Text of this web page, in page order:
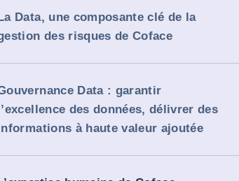
Data, une composante clé de la
des risques de Coface
Data : garantir
des données, délivrer des
à haute valeur ajoutée